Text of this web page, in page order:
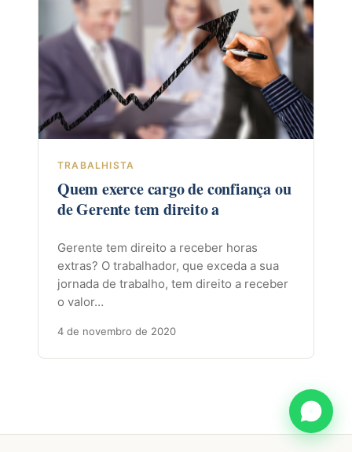
TRABALHISTA
Quem exerce cargo de confiança ou
de Gerente tem direito a
Gerente tem direito a receber horas
extras? O trabalhador, que exceda a sua
jornada de trabalho, tem direito a receber
o valor…
4 de novembro de 2020